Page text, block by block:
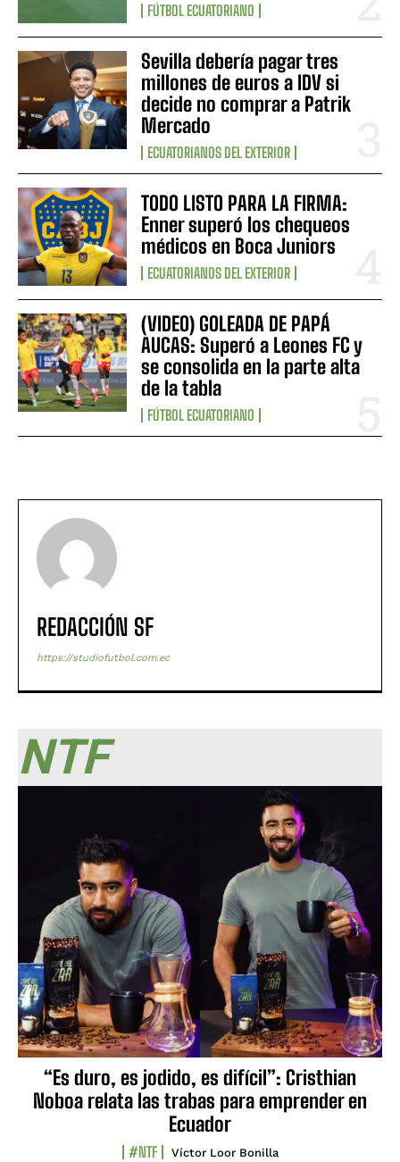
FÚTBOL ECUATORIANO
Sevilla debería pagar tres
millones de euros a IDV si
decide no comprar a Patrik
Mercado
ECUATORIANOS DEL EXTERIOR
TODO LISTO PARA LA FIRMA:
Enner superó los chequeos
médicos en Boca Juniors
ECUATORIANOS DEL EXTERIOR
(VIDEO) GOLEADA DE PAPÁ
AUCAS: Superó a Leones FC y
se consolida en la parte alta
de la tabla
FÚTBOL ECUATORIANO
REDACCIÓN SF
https://studiofutbol.com.ec
NTF
“Es duro, es jodido, es difícil”: Cristhian
Noboa relata las trabas para emprender en
Ecuador
#NTF Víctor Loor Bonilla